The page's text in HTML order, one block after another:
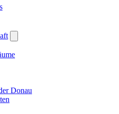
Donau